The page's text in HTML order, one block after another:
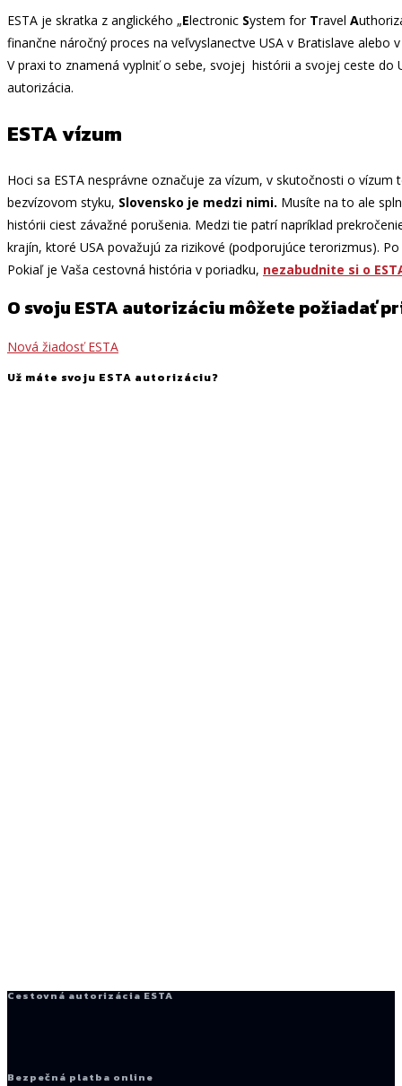
ESTA je skratka z anglického „Electronic System for Travel A
finančne náročný proces na veľvyslanectve USA v Bratislave
V praxi to znamená vyplniť o sebe, svojej histórii a svojej ceste do
autorizácia.
ESTA vízum
Hoci sa ESTA nesprávne označuje za vízum, v skutočnosti o
bezvízovom styku, Slovensko je medzi nimi. Musíte na to ale
histórii ciest závažné porušenia. Medzi tie patrí napríklad
krajín, ktoré USA považujú za rizikové (podporujúce terorizmus).
Pokiaľ je Vaša cestovná história v poriadku, nezabudnite si o
O svoju ESTA autorizáciu môžete požiadať
Nová žiadosť ESTA
Už máte svoju ESTA autorizáciu?
Cestovná autorizácia ESTA
Bezpečná platba online